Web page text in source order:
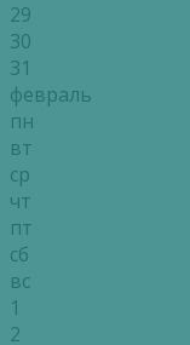
29
30
31
февраль
пн
вт
ср
чт
пт
сб
вс
1
2